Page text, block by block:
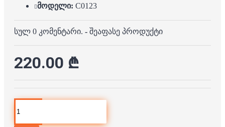
მოდელი: C0123
სულ 0 კომენტარი. - შეაფასე პროდუქტი
220.00 ₾